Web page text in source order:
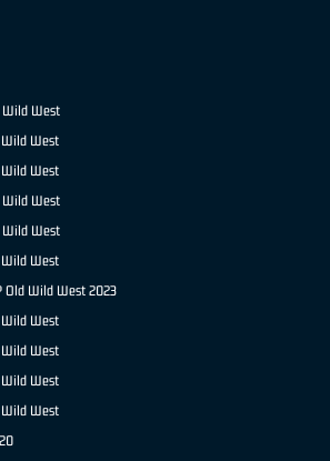
Wild West
Wild West
Wild West
Wild West
Wild West
Wild West
Old Wild West 2023
Wild West
Wild West
Wild West
Wild West